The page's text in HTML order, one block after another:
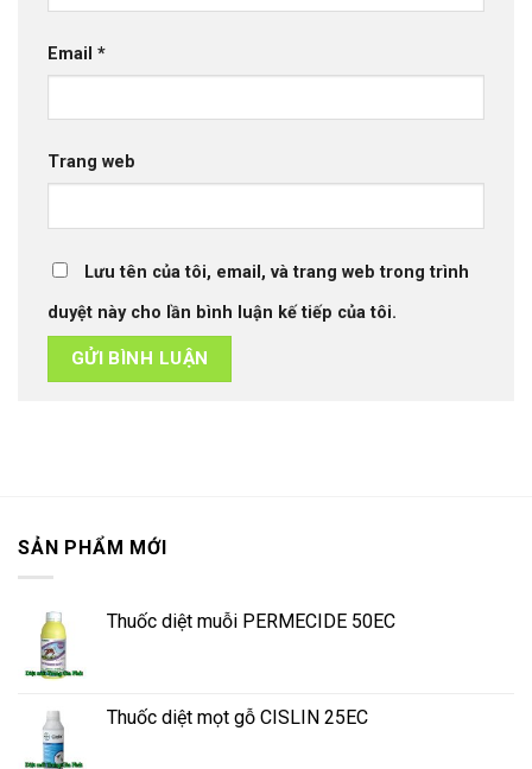
Email *
Trang web
Lưu tên của tôi, email, và trang web trong trình
duyệt này cho lần bình luận kế tiếp của tôi.
SẢN PHẨM MỚI
Thuốc diệt muỗi PERMECIDE 50EC
Thuốc diệt mọt gỗ CISLIN 25EC